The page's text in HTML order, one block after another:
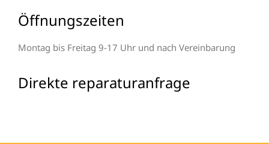
Öffnungszeiten
Montag bis Freitag 9-17 Uhr und nach Vereinbarung
Direkte reparaturanfrage